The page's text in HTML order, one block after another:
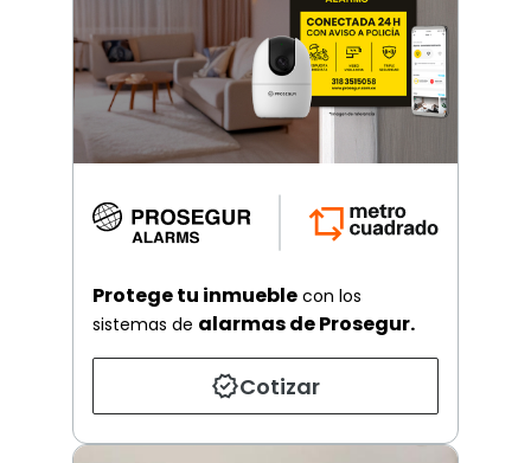
Protege tu inmueble con los
sistemas de alarmas de Prosegur.
Cotizar